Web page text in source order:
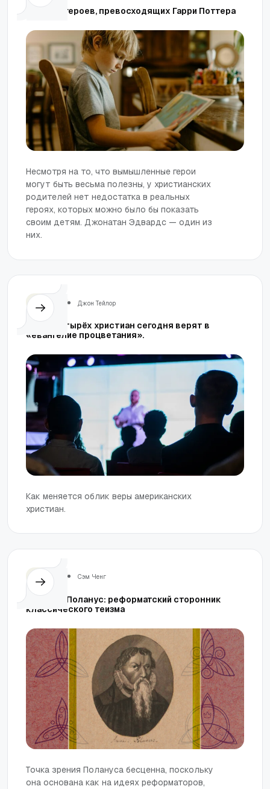
Найдите героев, превосходящих Гарри Поттера
Несмотря на то, что вымышленные герои
могут быть весьма полезны, у христианских
родителей нет недостатка в реальных
героях, которых можно было бы показать
своим детям. Джонатан Эдвардс — один из
них.
Джон Тейлор
Три из четырёх христиан сегодня верят в
«евангелие процветания».
Как меняется облик веры американских
христиан.
Сэм Ченг
Амандус Поланус: реформатский сторонник
классического теизма
Точка зрения Полануса бесценна, поскольку
она основана как на идеях реформаторов,